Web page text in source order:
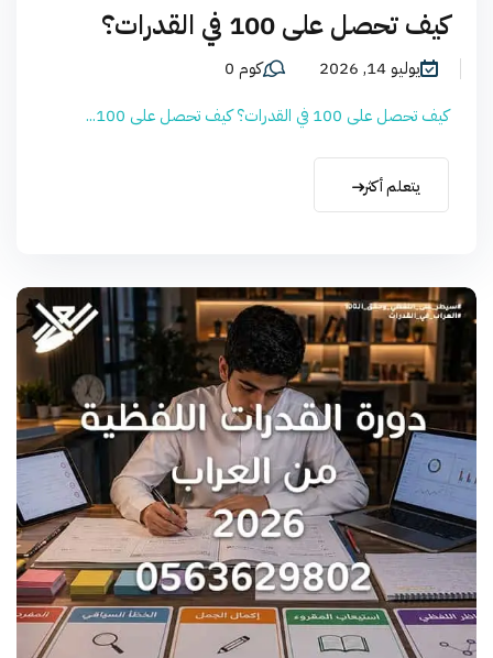
كيف تحصل على 100 في القدرات؟
يوليو 14, 2026
كوم 0
كيف تحصل على 100 في القدرات؟ كيف تحصل على 100...
يتعلم أكثر